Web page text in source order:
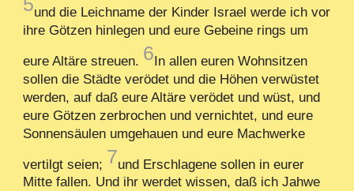
und die Leichname der Kinder Israel werde ich vor
ihre Götzen hinlegen und eure Gebeine rings um
eure Altäre streuen. 6In allen euren Wohnsitzen
sollen die Städte verödet und die Höhen verwüstet
werden, auf daß eure Altäre verödet und wüst, und
eure Götzen zerbrochen und vernichtet, und eure
Sonnensäulen umgehauen und eure Machwerke
vertilgt seien; 7und Erschlagene sollen in eurer
Mitte fallen. Und ihr werdet wissen, daß ich Jahwe